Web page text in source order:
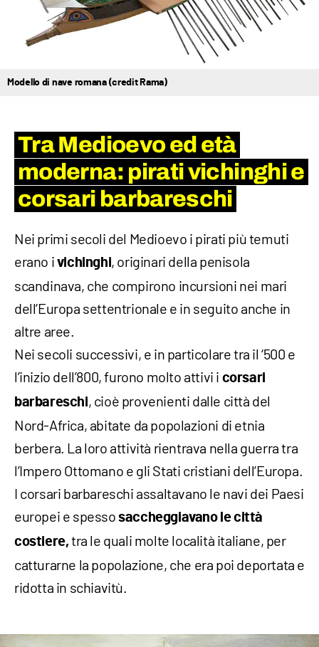
Modello di nave romana (credit Rama)
Tra Medioevo ed età
moderna: pirati vichinghi e
corsari barbareschi
Nei primi secoli del Medioevo i pirati più temuti
erano i vichinghi, originari della penisola
scandinava, che compirono incursioni nei mari
dell’Europa settentrionale e in seguito anche in
altre aree.
Nei secoli successivi, e in particolare tra il ‘500 e
l’inizio dell’800, furono molto attivi i corsari
barbareschi, cioè provenienti dalle città del
Nord-Africa, abitate da popolazioni di etnia
berbera. La loro attività rientrava nella guerra tra
l’Impero Ottomano e gli Stati cristiani dell’Europa.
I corsari barbareschi assaltavano le navi dei Paesi
europei e spessosaccheggiavano le città
costiere, tra le quali molte località italiane, per
catturarne la popolazione, che era poi deportata e
ridotta in schiavitù.